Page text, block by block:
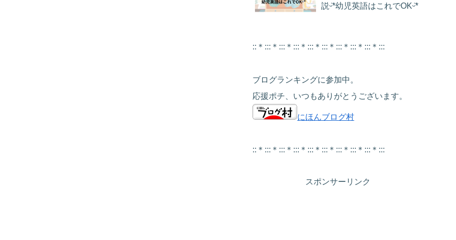
説ᵕ̈*幼児英語はこれでOKᵕ̈*
::＊:::＊:::＊:::＊:::＊:::＊:::＊:::＊:::＊:::
ブログランキングに参加中。
応援ポチ、いつもありがとうございます。
にほんブログ村
::＊:::＊:::＊:::＊:::＊:::＊:::＊:::＊:::＊:::
スポンサーリンク